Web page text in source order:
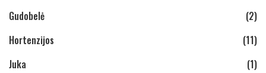
Gudobelė
(2)
Hortenzijos
(11)
Juka
(1)